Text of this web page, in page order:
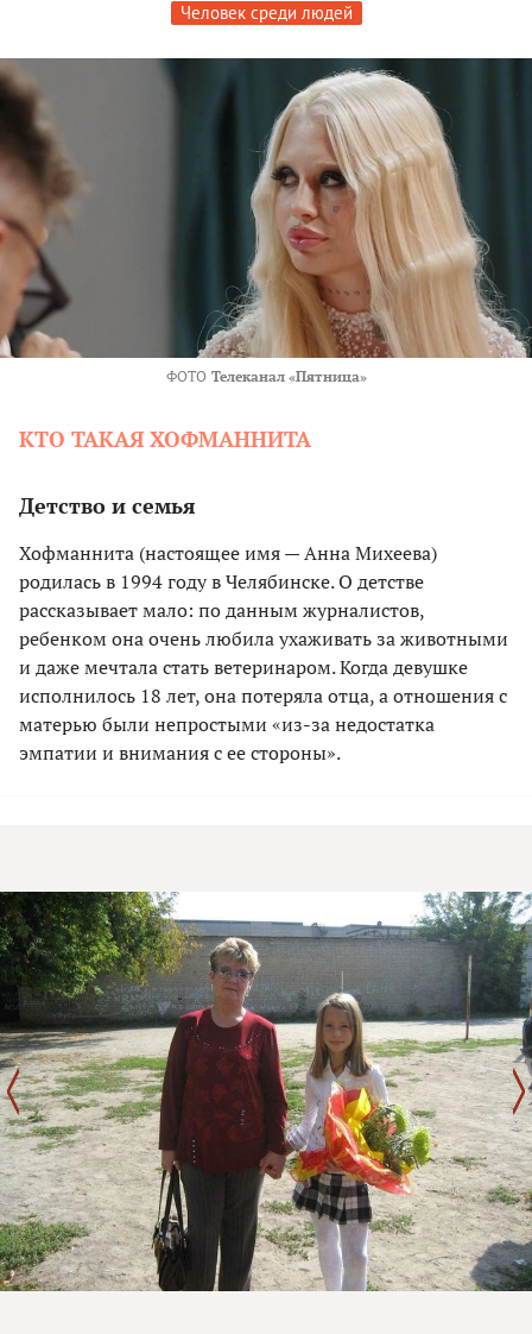
Человек среди людей
ФОТО Телеканал «Пятница»
КТО ТАКАЯ ХОФМАННИТА
Детство и семья
Хофманнита (настоящее имя — Анна Михеева)
родилась в 1994 году в Челябинске. О детстве
рассказывает мало: по данным журналистов,
ребенком она очень любила ухаживать за животными
и даже мечтала стать ветеринаром. Когда девушке
исполнилось 18 лет, она потеряла отца, а отношения с
матерью были непростыми «из-за недостатка
эмпатии и внимания с ее стороны».